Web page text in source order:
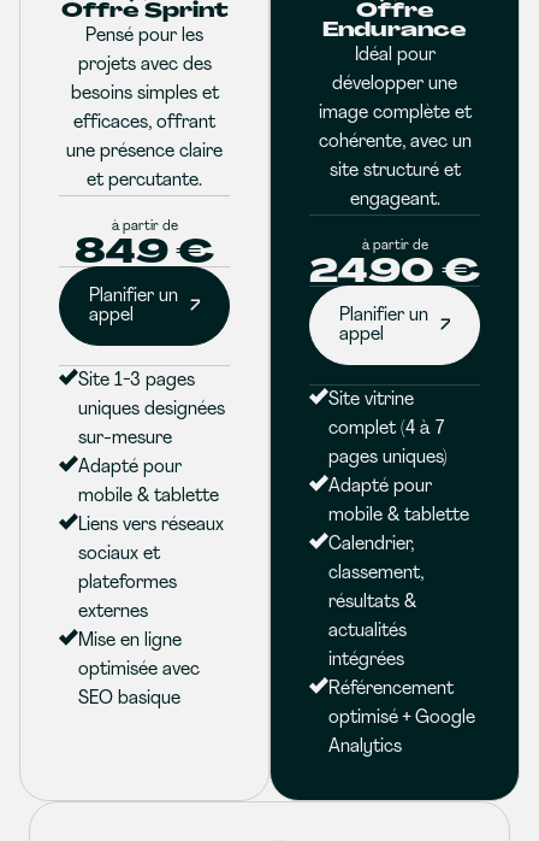
Offre Sprint
Pensé pour les
projets avec des
besoins simples et
efficaces, offrant
une présence claire
et percutante.
à partir de
849 €
Planifier un
appel
Site 1-3 pages
uniques designées
sur-mesure
Adapté pour
mobile & tablette
Liens vers réseaux
sociaux et
plateformes
externes
Mise en ligne
optimisée avec
SEO basique
Offre
Endurance
Idéal pour
développer une
image complète et
cohérente, avec un
site structuré et
engageant.
à partir de
2490 €
Planifier un
appel
Site vitrine
complet (4 à 7
pages uniques)
Adapté pour
mobile & tablette
Calendrier,
classement,
résultats &
actualités
intégrées
Référencement
optimisé + Google
Analytics